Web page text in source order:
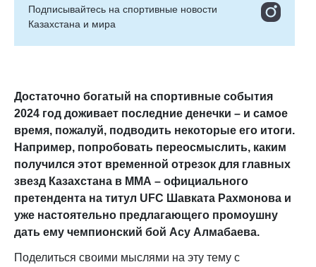
Подписывайтесь на cпортивные новости
Казахстана и мира
Достаточно богатый на спортивные события
2024 год доживает последние денечки – и самое
время, пожалуй, подводить некоторые его итоги.
Например, попробовать переосмыслить, каким
получился этот временной отрезок для главных
звезд Казахстана в ММА – официального
претендента на титул UFC Шавката Рахмонова и
уже настоятельно предлагающего промоушну
дать ему чемпионский бой Асу Алмабаева.
Поделиться своими мыслями на эту тему с